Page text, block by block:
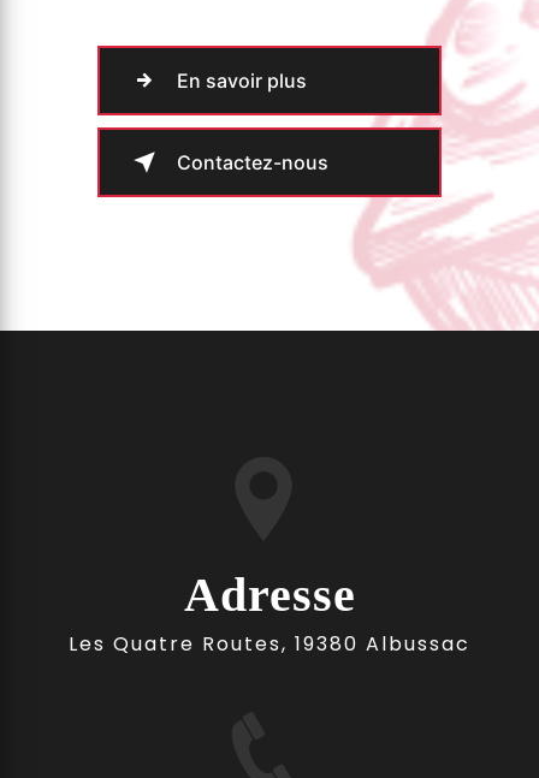
En savoir plus
Contactez-nous
Adresse
Les Quatre Routes, 19380 Albussac